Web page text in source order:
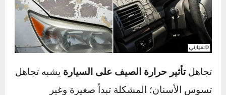
ماذا يحدث عند إهمال حماية
السيارة من الشمس؟